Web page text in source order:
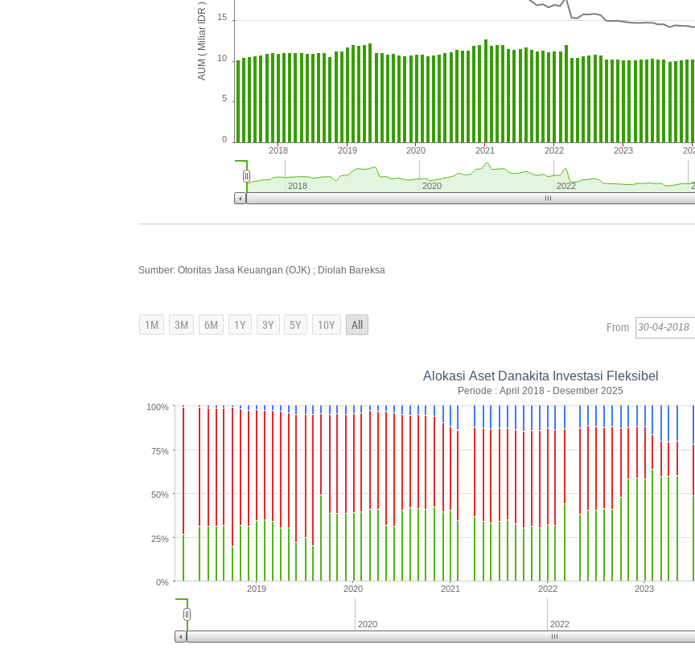
AUM ( Miliar IDR )
2018 2019 2020 2021 2022 2023
0
5
10
15
2018 2020 2022
Sumber: Otoritas Jasa Keuangan (OJK) ; Diolah Bareksa
From
Alokasi Aset Danakita Investasi Fleksibel
Periode : April 2018 - Desember 2025
2019 2020 2021 2022 2023
0%
25%
50%
75%
100%
2020 2022